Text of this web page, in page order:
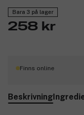
Bara 3 på lager
258 kr
Finns online
Beskrivning